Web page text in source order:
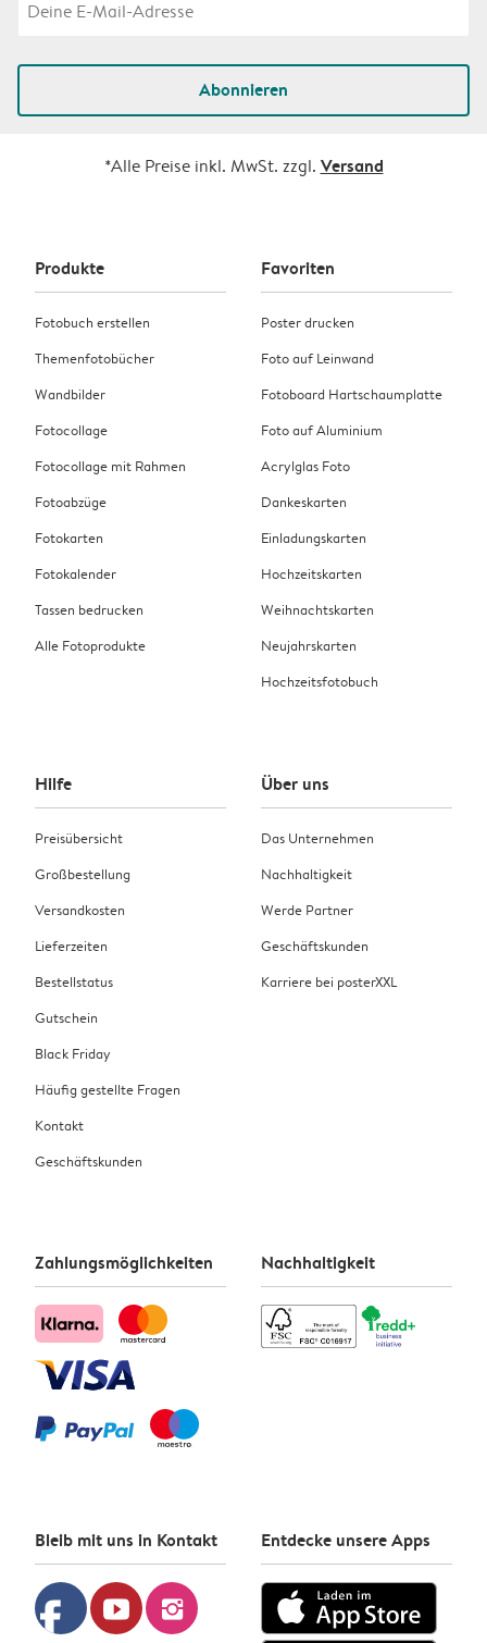
Abonnieren
*Alle Preise inkl. MwSt. zzgl. Versand
Produkte
Fotobuch erstellen
Themenfotobücher
Wandbilder
Fotocollage
Fotocollage mit Rahmen
Fotoabzüge
Fotokarten
Fotokalender
Tassen bedrucken
Alle Fotoprodukte
Favoriten
Poster drucken
Foto auf Leinwand
Fotoboard Hartschaumplatte
Foto auf Aluminium
Acrylglas Foto
Dankeskarten
Einladungskarten
Hochzeitskarten
Weihnachtskarten
Neujahrskarten
Hochzeitsfotobuch
Hilfe
Preisübersicht
Großbestellung
Versandkosten
Lieferzeiten
Bestellstatus
Gutschein
Black Friday
Häufig gestellte Fragen
Kontakt
Geschäftskunden
Über uns
Das Unternehmen
Nachhaltigkeit
Werde Partner
Geschäftskunden
Karriere bei posterXXL
Zahlungsmöglichkeiten Nachhaltigkeit
Bleib mit uns in Kontakt
facebook youtube instagram
Entdecke unsere Apps